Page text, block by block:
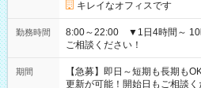
キレイなオフィスです
勤務時間
8:00～22:00 ▼1日4時間～ 10
ご相談ください！
期間
【急募】即日～短期も長期も
更新が可能！開始日もご相談く